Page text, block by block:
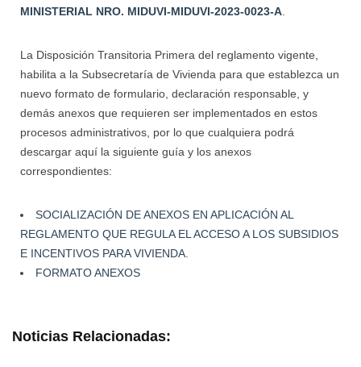
MINISTERIAL NRO. MIDUVI-MIDUVI-2023-0023-A
La Disposición Transitoria Primera del reglamento vigente,
habilita a la Subsecretaría de Vivienda para que establezca un
nuevo formato de formulario, declaración responsable, y
demás anexos que requieren ser implementados en estos
procesos administrativos, por lo que cualquiera podrá
descargar aquí la siguiente guía y los anexos
correspondientes:
SOCIALIZACIÓN DE ANEXOS EN APLICACIÓN AL
REGLAMENTO QUE REGULA EL ACCESO A LOS SUBSIDIOS
E INCENTIVOS PARA VIVIENDA
FORMATO ANEXOS
Noticias Relacionadas: